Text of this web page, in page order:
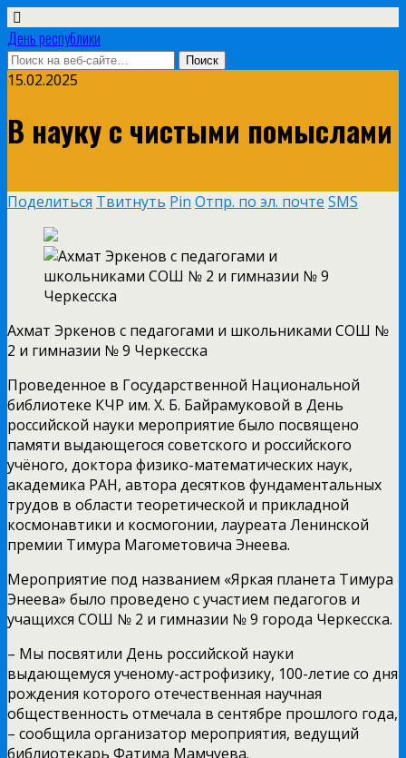
День республики
15.02.2025
В науку с чистыми помыслами
Поделиться Твитнуть Pin Отпр. по эл. почте SMS
Ахмат Эркенов с педагогами и школьниками СОШ №
2 и гимназии № 9 Черкесска
Проведенное в Государственной Национальной
библиотеке КЧР им. Х. Б. Байрамуковой в День
российской науки мероприятие было посвящено
памяти выдающегося советского и российского
учёного, доктора физико-математических наук,
академика РАН, автора десятков фундаментальных
трудов в области теоретической и прикладной
космонавтики и космогонии, лауреата Ленинской
премии Тимура Магометовича Энеева.
Мероприятие под названием «Яркая планета Тимура
Энеева» было проведено с участием педагогов и
учащихся СОШ № 2 и гимназии № 9 города Черкесска.
– Мы посвятили День российской науки
выдающемуся ученому-астрофизику, 100-летие со дня
рождения которого отечественная научная
общественность отмечала в сентябре прошлого года,
– сообщила организатор мероприятия, ведущий
библиотекарь Фатима Мамчуева.